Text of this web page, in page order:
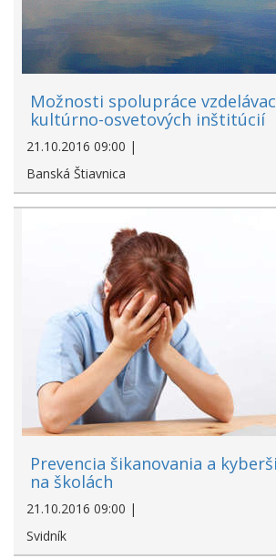
Možnosti spolupráce
kultúrno-osvetových inštitúcií
21.10.2016 09:00 |
Banská Štiavnica
Prevencia šikanovania a
na školách
21.10.2016 09:00 |
Svidník